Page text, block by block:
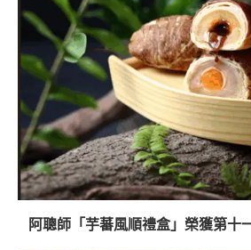
阿聰師「芋蕃風順禮盒」榮獲第十